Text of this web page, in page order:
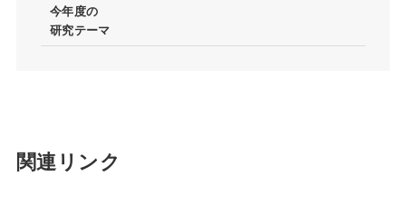
今年度の
研究テーマ
関連リンク